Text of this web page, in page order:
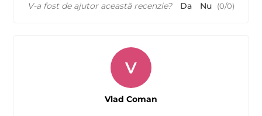
V-a fost de ajutor această recenzie? Da Nu (0/0)
V
Vlad Coman